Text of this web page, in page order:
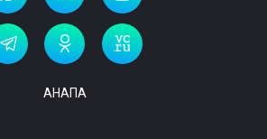
АНАПА